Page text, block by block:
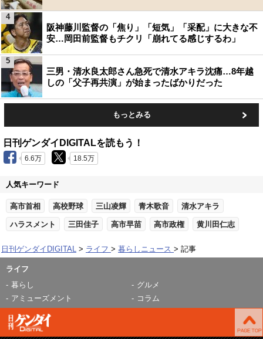
阪神藤川監督の「焦り」「短気」「采配」に大きな不
安…岡田前監督もチクリ「崩れてる感じするわ」
4
三男・清水良太郎さん急死で清水アキラ沈痛…8年越
しの「父子再共演」が始まったばかりだった
5
もっとみる
日刊ゲンダイDIGITALを読もう！
6.6万 18.5万
人気キーワード
高市首相 高校野球 三山凌輝 青木歌音 清水アキラ
ハラスメント 三田佳子 高市早苗 高市政権 黄川田仁志
日刊ゲンダイDIGITAL ライフ 暮らしニュース 記事
ライフ
暮らし
グルメ
アミューズメント
コラム